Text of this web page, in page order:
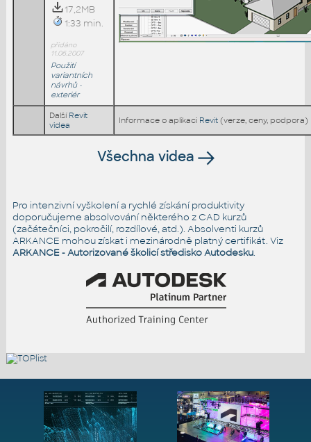
17,2MB
1:33 min.
přidáno
11.06.2007
Použití
variantních
návrhů -
exteriér
Další Revit
videa
Informace o aplikaci Revit(verze, ceny, podpora)
Všechna videa
Pro intenzivní vyškolení a rychlé získání produktivity
doporučujeme absolvování některého z CAD kurzů
(začátečníci, pokročilí, rozdílové, atd.). Absolventi kurzů
ARKANCE mohou získat i mezinárodně platný certifikát. Viz
ARKANCE - Autorizované školicí středisko Autodesku.